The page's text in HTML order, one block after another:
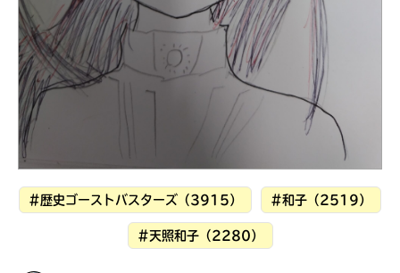
#歴史ゴーストバスターズ（3915） #和子（2519）
#天照和子（2280）